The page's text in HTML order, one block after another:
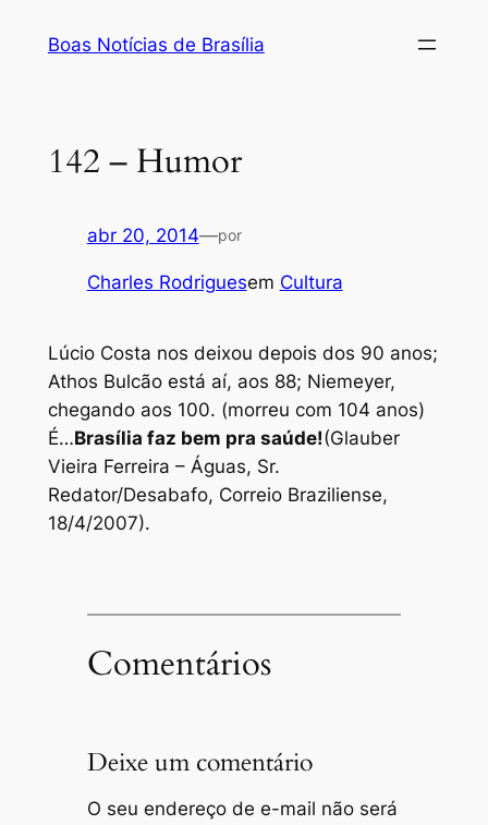
Boas Notícias de Brasília
142 – Humor
abr 20, 2014—por
Charles Rodriguesem Cultura
Lúcio Costa nos deixou depois dos 90 anos;
Athos Bulcão está aí, aos 88; Niemeyer,
chegando aos 100. (morreu com 104 anos)
É…Brasília faz bem pra saúde!(Glauber
Vieira Ferreira – Águas, Sr.
Redator/Desabafo, Correio Braziliense,
18/4/2007).
Comentários
Deixe um comentário
O seu endereço de e-mail não será